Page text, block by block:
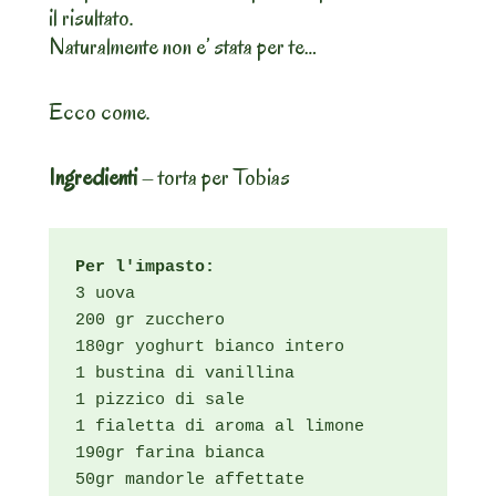
il risultato.
Naturalmente non e’ stata per te…
Ecco come.
Ingredienti– torta per Tobias
Per l'impasto:
3 uova
200 gr zucchero
180gr yoghurt bianco intero
1 bustina di vanillina
1 pizzico di sale
1 fialetta di aroma al limone
190gr farina bianca
50gr mandorle affettate